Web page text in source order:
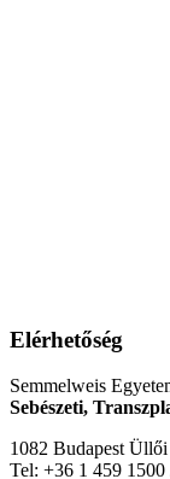
Elérhetőség
Semmelweis
Sebészeti,
1082 Budapest
Tel: +36 1 459